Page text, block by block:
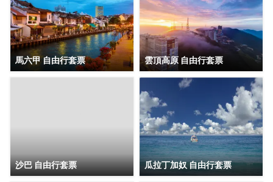
沙或許能勾起您的食慾。酒店種類繁多的休閒設施能為每一
位下榻於此的您創造多元化的休閒空間，這其中包括按摩室
和室外泳池。酒店的會議廳將熱情的服務與專業的素質完美
地結合在一起。客人如需兌換貨幣，酒店會為您提供外幣兌
換服務。
馬六甲 自由行套票 雲頂高原 自由行套票
沙巴 自由行套票 瓜拉丁加奴 自由行套票